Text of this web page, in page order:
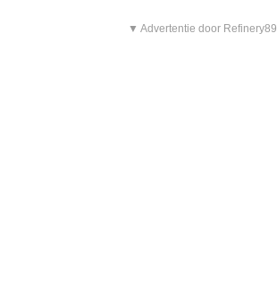
▼ Advertentie door Refinery89